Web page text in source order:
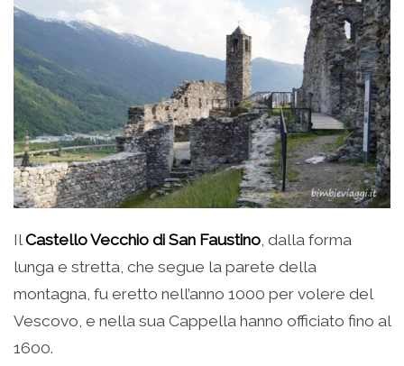
IlCastello Vecchio di San Faustino, dalla forma
lunga e stretta, che segue la parete della
montagna, fu eretto nell’anno 1000 per volere del
Vescovo, e nella sua Cappella hanno officiato fino al
1600.